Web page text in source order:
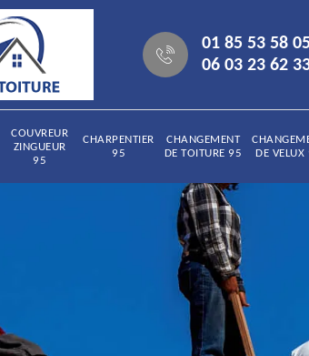
01 85 53 58 05
06 03 23 62
COUVREUR
ZINGUEUR
95
CHARPENTIER
95
CHANGEMENT
DE TOITURE 95
DE VELUX